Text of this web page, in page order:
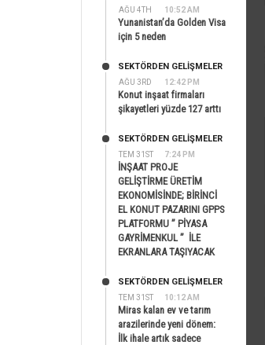
AĞU 4TH 10:52 AM
Yunanistan’da Golden Visa
için 5 neden
AĞU 3RD 12:42 PM
SEKTÖRDEN GELIŞMELER
Konut inşaat firmaları
şikayetleri yüzde 127 arttı
TEM 31ST 7:24 PM
SEKTÖRDEN GELIŞMELER
İNŞAAT PROJE
GELİŞTİRME ÜRETİM
EKONOMİSİNDE; BİRİNCİ
EL KONUT PAZARINI GPPS
PLATFORMU ” PİYASA
GAYRİMENKUL ” İLE
EKRANLARA TAŞIYACAK
TEM 31ST 10:12 AM
SEKTÖRDEN GELIŞMELER
Miras kalan ev ve tarım
arazilerinde yeni dönem:
İlk ihale artık sadece